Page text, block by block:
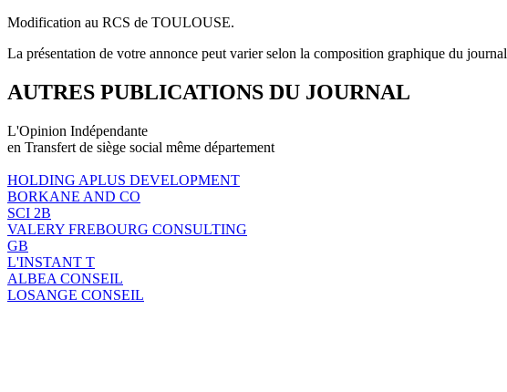
Modification au RCS de TOULOUSE.
La présentation de votre annonce peut varier selon la composition graphique du journal
AUTRES PUBLICATIONS DU JOURNAL
L'Opinion Indépendante
en Transfert de siège social même département
HOLDING APLUS DEVELOPMENT
BORKANE AND CO
SCI 2B
VALERY FREBOURG CONSULTING
GB
L'INSTANT T
ALBEA CONSEIL
LOSANGE CONSEIL